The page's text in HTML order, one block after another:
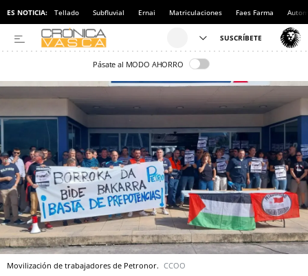
ES NOTICIA: Tellado Subfluvial Ernai Matriculaciones Faes Farma
Pásate al MODO AHORRO
Movilización de trabajadores de Petronor. CCOO